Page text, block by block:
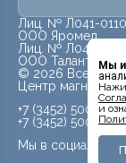
Мы
и
Лиц. № Л041-
ООО Яромед
Лиц. № Л041-
ООО Талант
© 2026 Все
Центр
Мы в социальных
+7 (3452) 500-914
+7 (3452) 500-944